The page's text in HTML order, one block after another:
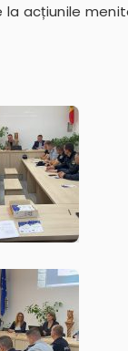
la acțiunile